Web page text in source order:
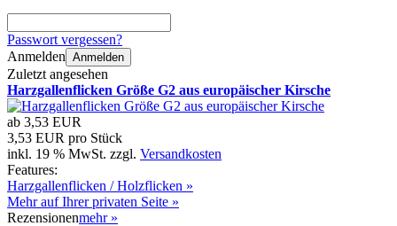
Passwort vergessen?
Anmelden Anmelden
Zuletzt angesehen
Harzgallenflicken Größe G2 aus europäischer Kirsche
ab 3,53 EUR
3,53 EUR pro Stück
inkl. 19 % MwSt. zzgl. Versandkosten
Features:
Harzgallenflicken / Holzflicken »
Mehr auf Ihrer privaten Seite »
Rezensionenmehr »